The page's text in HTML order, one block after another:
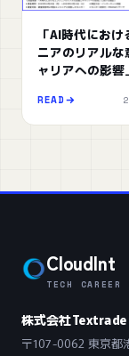
「AI時代にお
ニアのリアルな
ャリアへの影響
READ
CloudInt
TECH CAREER
株式会社
〒107-0062 東京都